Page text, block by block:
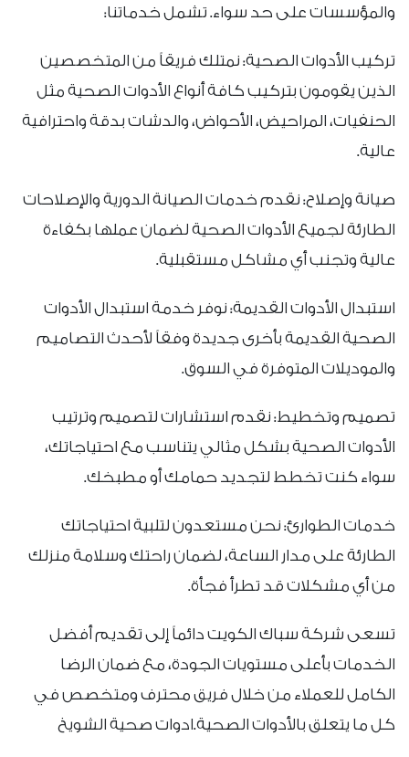
والمؤسسات على حد سواء. تشمل خدماتنا:
تركيب الأدوات الصحية: نمتلك فريقاً من المتخصصين
الذين يقومون بتركيب كافة أنواع الأدوات الصحية مثل
الحنفيات، المراحيض، الأحواض، والدشات بدقة واحترافية
عالية.
صيانة وإصلاح: نقدم خدمات الصيانة الدورية والإصلاحات
الطارئة لجميع الأدوات الصحية لضمان عملها بكفاءة
عالية وتجنب أي مشاكل مستقبلية.
استبدال الأدوات القديمة: نوفر خدمة استبدال الأدوات
الصحية القديمة بأخرى جديدة وفقاً لأحدث التصاميم
والموديلات المتوفرة في السوق.
تصميم وتخطيط: نقدم استشارات لتصميم وترتيب
الأدوات الصحية بشكل مثالي يتناسب مع احتياجاتك،
سواء كنت تخطط لتجديد حمامك أو مطبخك.
خدمات الطوارئ: نحن مستعدون لتلبية احتياجاتك
الطارئة على مدار الساعة، لضمان راحتك وسلامة منزلك
من أي مشكلات قد تطرأ فجأة.
تسعى شركة سباك الكويت دائماً إلى تقديم أفضل
الخدمات بأعلى مستويات الجودة، مع ضمان الرضا
الكامل للعملاء من خلال فريق محترف ومتخصص في
كل ما يتعلق بالأدوات الصحية.ادوات صحية الشويخ